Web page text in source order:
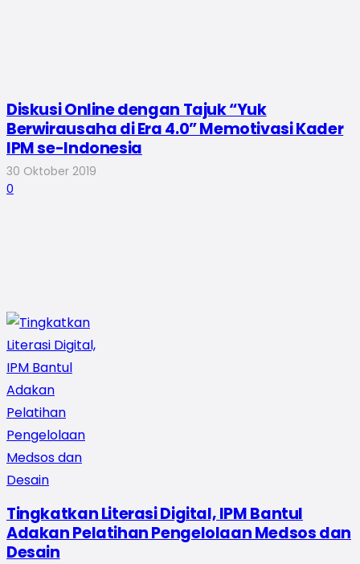
Diskusi Online dengan Tajuk “Yuk
Berwirausaha di Era 4.0” Memotivasi Kader
IPM se-Indonesia
30 Oktober 2019
0
Tingkatkan Literasi Digital, IPM Bantul
Adakan Pelatihan Pengelolaan Medsos dan
Desain